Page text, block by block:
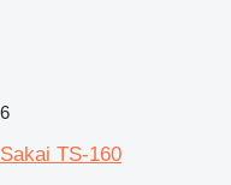
6
Sakai TS-160